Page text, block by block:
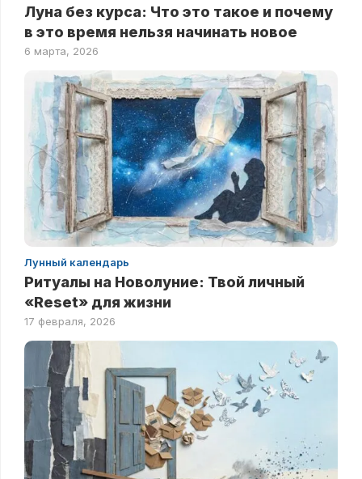
Луна без курса: Что это такое и почему
в это время нельзя начинать новое
6 марта, 2026
Лунный календарь
Ритуалы на Новолуние: Твой личный
«Reset» для жизни
17 февраля, 2026